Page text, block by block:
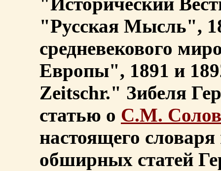
"Русская Мысль",
средневекового
Европы", 1891 и
Zeitschr." Зибеля
статью о С.М.
настоящего
обширных статей